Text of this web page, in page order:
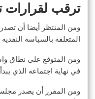
ترقب لقرارات
ومن المنتظر أيضا أن
المتعلقة بالسياسة
ومن المتوقع على نطاق
في نهاية اجتماعه الذي
ومن المقرر أن يصدر